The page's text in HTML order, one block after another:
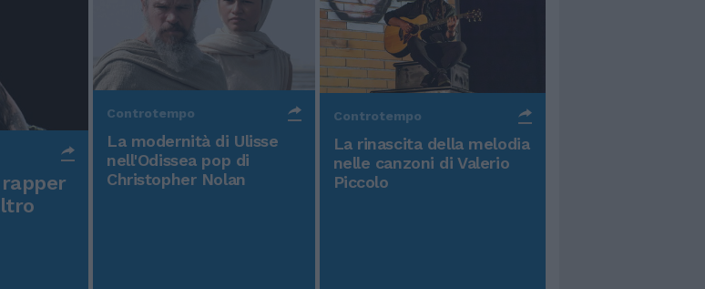
Controtempo
La modernità di Ulisse
nell'Odissea pop di
Christopher Nolan
Controtempo
La rinascita della melodia
nelle canzoni di Valerio
Piccolo